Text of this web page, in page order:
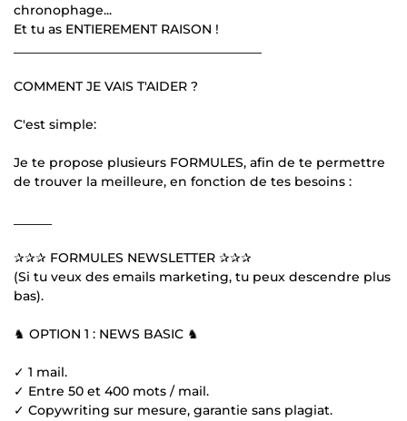
chronophage...
Et tu as ENTIEREMENT RAISON !
COMMENT JE VAIS T'AIDER ?
C'est simple:
Je te propose plusieurs FORMULES, afin de te permettre
de trouver la meilleure, en fonction de tes besoins :
✰✰✰ FORMULES NEWSLETTER ✰✰✰
(Si tu veux des emails marketing, tu peux descendre plus
bas).
♞ OPTION 1 : NEWS BASIC ♞
✓ 1 mail.
✓ Entre 50 et 400 mots / mail.
✓ Copywriting sur mesure, garantie sans plagiat.